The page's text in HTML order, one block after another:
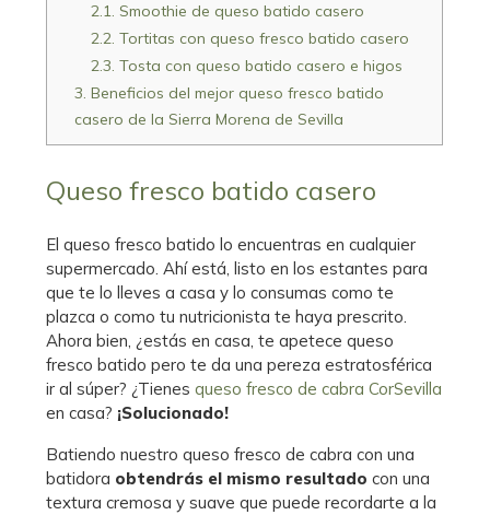
2.1. Smoothie de queso batido casero
2.2. Tortitas con queso fresco batido casero
2.3. Tosta con queso batido casero e higos
3. Beneficios del mejor queso fresco batido
casero de la Sierra Morena de Sevilla
Queso fresco batido casero
El queso fresco batido lo encuentras en cualquier
supermercado. Ahí está, listo en los estantes para
que te lo lleves a casa y lo consumas como te
plazca o como tu nutricionista te haya prescrito.
Ahora bien, ¿estás en casa, te apetece queso
fresco batido pero te da una pereza estratosférica
ir al súper? ¿Tienesqueso fresco de cabra CorSevilla
en casa? ¡Solucionado!
Batiendo nuestro queso fresco de cabra con una
batidora obtendrás el mismo resultado con una
textura cremosa y suave que puede recordarte a la